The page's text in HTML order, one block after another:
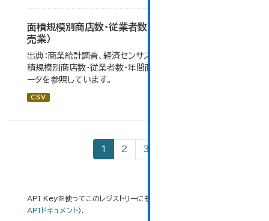
面積規模別商店数・従業者数・年間商品販売額（小
売業）
出典：商業統計調査、経済センサス。 大仙市の統計「6-5 面
積規模別商店数・従業者数・年間商品販売額（小売業）」のデ
ータを参照しています。
CSV
1 2 3
API Keyを使ってこのレジストリーにもアクセス可能です
APIドキュメント).